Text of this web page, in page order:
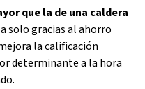
que la de una caldera
solo gracias al ahorro
la calificación
determinante a la hora